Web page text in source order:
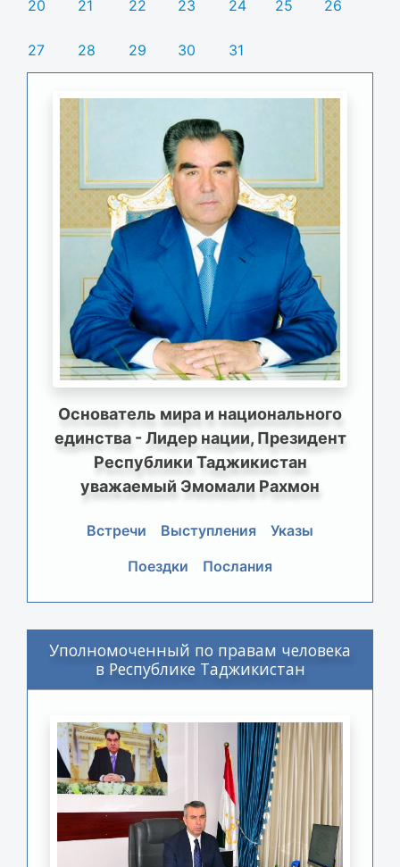
20 21 22 23 24 25 26
27 28 29 30 31
Основатель мира и национального
единства - Лидер нации, Президент
Республики Таджикистан
уважаемый Эмомали Рахмон
Встречи Выступления
Указы
Поездки
Послания
Уполномоченный по правам человека
в Республике Таджикистан